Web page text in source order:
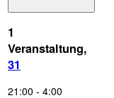
1
Veranstaltung,
31
21:00 - 4:00